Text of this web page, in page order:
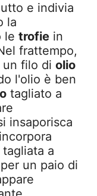
e indivia
la
le trofie in
frattempo,
un filo di olio
l'olio è ben
tagliato a
insaporisca
a
un paio di